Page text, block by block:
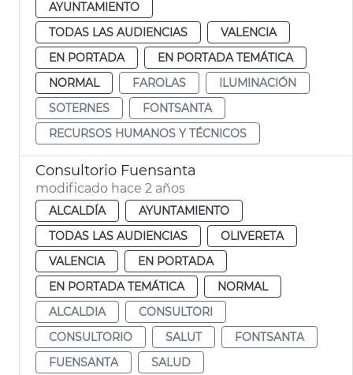
AYUNTAMIENTO
TODAS LAS AUDIENCIAS
VALENCIA
EN PORTADA
EN PORTADA TEMÁTICA
NORMAL
FAROLAS
ILUMINACIÓN
SOTERNES
FONTSANTA
RECURSOS HUMANOS Y TÉCNICOS
Consultorio Fuensanta
modificado hace 2 años
ALCALDÍA
AYUNTAMIENTO
TODAS LAS AUDIENCIAS
OLIVERETA
VALENCIA
EN PORTADA
EN PORTADA TEMÁTICA
NORMAL
ALCALDIA
CONSULTORI
CONSULTORIO
SALUT
FONTSANTA
FUENSANTA
SALUD